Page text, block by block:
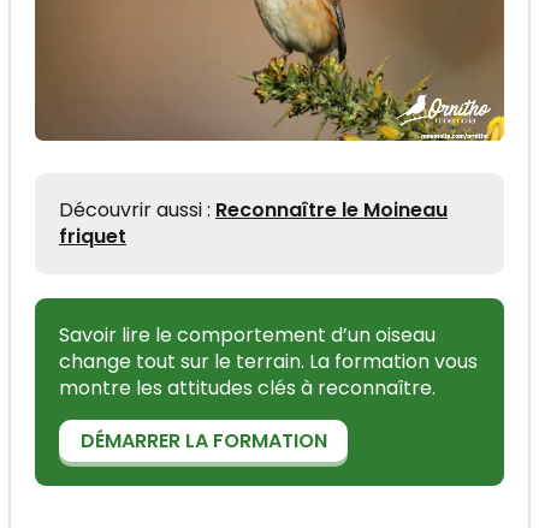
Découvrir aussi : Reconnaître le Moineau
friquet
Savoir lire le comportement d’un oiseau
change tout sur le terrain. La formation vous
montre les attitudes clés à reconnaître.
DÉMARRER LA FORMATION